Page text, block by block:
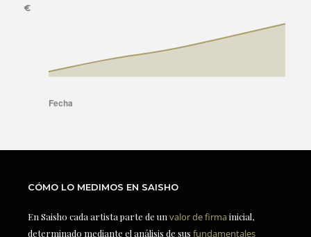
CÓMO LO MEDIMOS EN SAISHO
En Saisho cada artista parte de un valor de firmainicial,
determinado mediante el análisis de sus fundamentales